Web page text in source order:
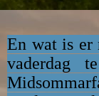
En wat is er
vaderdag